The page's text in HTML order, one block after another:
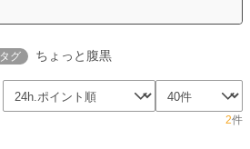
タグ ちょっと腹黒
2件